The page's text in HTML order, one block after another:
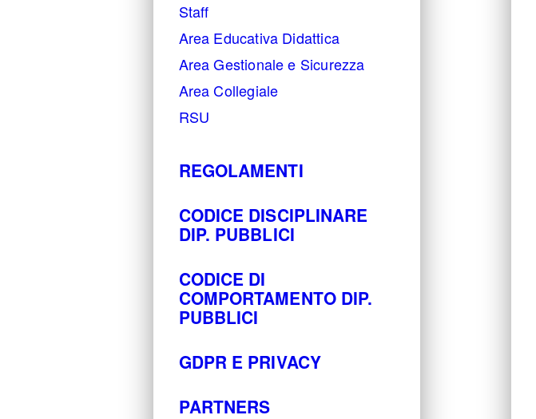
Staff
Area Educativa Didattica
Area Gestionale e Sicurezza
Area Collegiale
RSU
REGOLAMENTI
CODICE DISCIPLINARE
DIP. PUBBLICI
CODICE DI
COMPORTAMENTO DIP.
PUBBLICI
GDPR E PRIVACY
PARTNERS